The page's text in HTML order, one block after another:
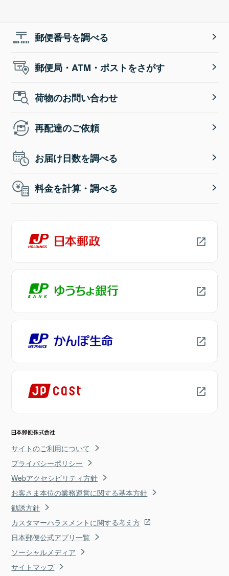
郵便番号を調べる
郵便局・ATM・ポストをさがす
荷物のお問い合わせ
再配達のご依頼
お届け日数を調べる
料金を計算・調べる
サイトのご利用について
プライバシーポリシー
Webアクセシビリティ方針
お客さま本位の業務運営に関する基本方針
勧誘方針
カスタマーハラスメントに関する考え方
日本郵便公式アプリ一覧
ソーシャルメディア
サイトマップ